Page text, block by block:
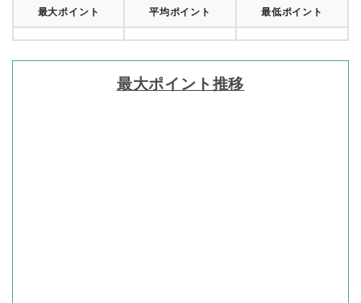
最大ポイント 平均ポイント 最低ポイント
最大ポイント推移